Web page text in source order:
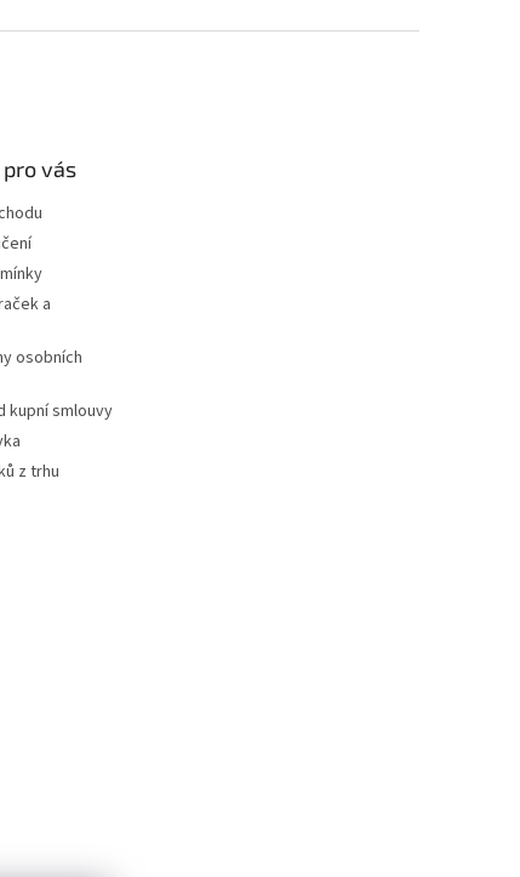
vás
a
osobních
kupní smlouvy
z trhu